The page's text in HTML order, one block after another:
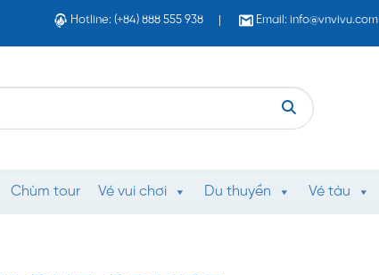
Hotline: (+84) 888 555 938 Email: info@vnvivu.com
Chùm tour Vé vui chơi Du thuyền Vé tàu